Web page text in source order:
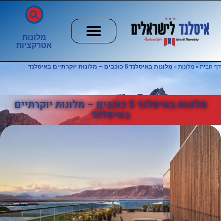
מלונות
אטרקציות
דף הבית»מלונות» מלונות באיסלנד 5 כוכבים – מלונות יוקרתיים באיסלנד
מלונות באיסלנד 5 כוכבים – מלונות יוקרתיים
באיסלנד